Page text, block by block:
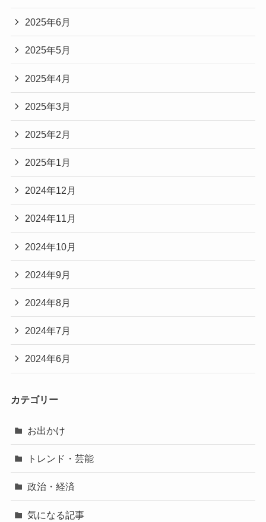
2025年6月
2025年5月
2025年4月
2025年3月
2025年2月
2025年1月
2024年12月
2024年11月
2024年10月
2024年9月
2024年8月
2024年7月
2024年6月
カテゴリー
お出かけ
トレンド・芸能
政治・経済
気になる記事